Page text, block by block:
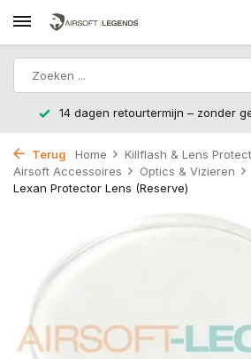
14 dagen retourtermijn – zonder
Terug Home
Killflash & Lens
Airsoft Accessoires
Optics & Vizieren
Lexan Protector Lens (Reserve)